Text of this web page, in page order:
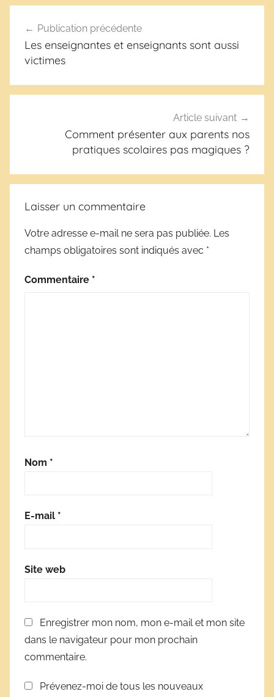
de
l’article
Publication précédente
Les enseignantes et enseignants sont aussi
victimes
Article suivant
Comment présenter aux parents nos
pratiques scolaires pas magiques ?
Laisser un commentaire
Votre adresse e-mail ne sera pas publiée. Les
champs obligatoires sont indiqués avec *
Commentaire *
Nom *
E-mail *
Site web
Enregistrer mon nom, mon e-mail et mon site
dans le navigateur pour mon prochain
commentaire.
Prévenez-moi de tous les nouveaux